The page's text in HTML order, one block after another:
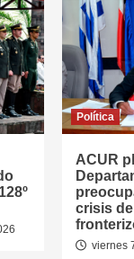
Política
ACUR
crisis
viernes